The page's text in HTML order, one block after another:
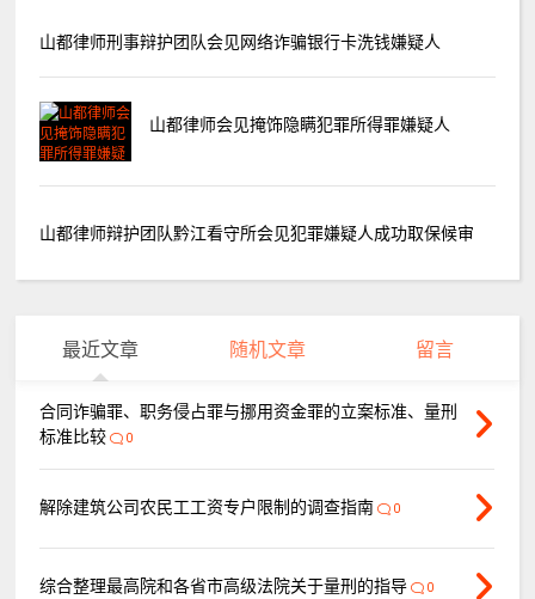
山都律师刑事辩护团队会见网络诈骗银行卡洗钱嫌疑人
山都律师会见掩饰隐瞒犯罪所得罪嫌疑人
山都律师辩护团队黔江看守所会见犯罪嫌疑人成功取保候审
最近文章 随机文章 留言
合同诈骗罪、职务侵占罪与挪用资金罪的立案标准、量刑
标准比较
0
解除建筑公司农民工工资专户限制的调查指南 0
综合整理最高院和各省市高级法院关于量刑的指导 0